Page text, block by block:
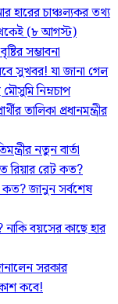
হারের চাঞ্চল্যকর তথ্য
(৮ আগস্ট)
সম্ভাবনা
সুখবর! যা জানা গেল
নিম্নচাপ
তালিকা প্রধানমন্ত্রীর
নতুন বার্তা
রিয়ার রেট কত?
কত? জানুন সর্বশেষ
বয়সের কাছে হার
সরকার
কবে!